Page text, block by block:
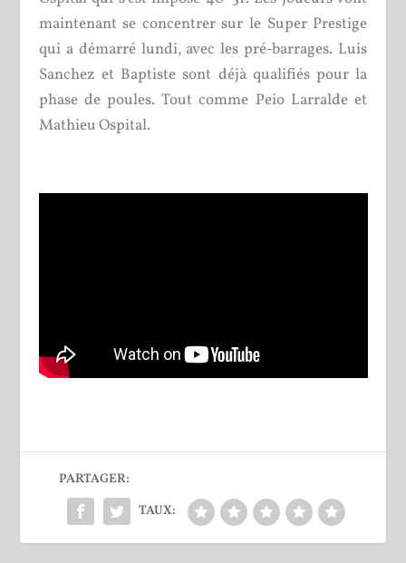
maintenant se concentrer sur le Super Prestige
qui a démarré lundi, avec les pré-barrages. Luis
Sanchez et Baptiste sont déjà qualifiés pour la
phase de poules. Tout comme Peio Larralde et
Mathieu Ospital.
PARTAGER:
TAUX: